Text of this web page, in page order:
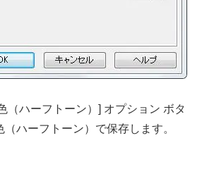
（ハーフトーン）] オプション ボタ
ハーフトーン）で保存します。